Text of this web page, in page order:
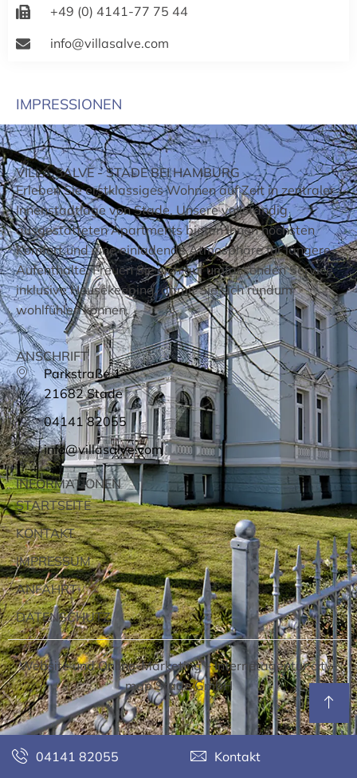
+49 (0) 4141-77 75 44
info@villasalve.com
IMPRESSIONEN
VILLA SALVE - STADE BEI HAMBURG
Erleben Sie erstklassiges Wohnen auf Zeit in zentraler
Innenstadtlage von Stade. Unsere vollständig
ausgestatteten Apartments bieten Ihnen höchsten
Komfort und eine einladende Atmosphäre für längere
Aufenthalte. Freuen Sie sich auf umfassenden Service
inklusive Housekeeping, damit Sie sich rundum
wohlfühlen können.
ANSCHRIFT
Parkstraße 1
21682 Stade
04141 82055
info@villasalve.com
INFORMATIONEN
STARTSEITE
KONTAKT
IMPRESSUM
ANFAHRT
DATENSCHUTZ
Website und Online-Marketing –Internetagentur city-
map Stade GmbH
04141 82055 Kontakt